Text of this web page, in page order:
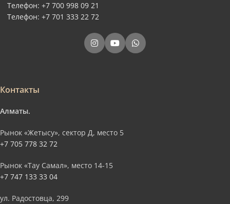
Телефон: +7 700 998 09 21
Телефон: +7 701 333 22 72
Контакты
Алматы.
Рынок «Жетысу», сектор Д, место 5
+7 705 778 32 72
Рынок «Тау Самал», место 14-15
+7 747 133 33 04
ул. Радостовца, 299